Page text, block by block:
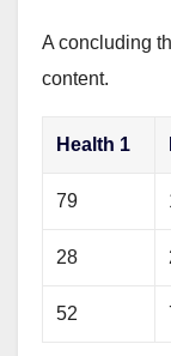
A concluding
content.
Health 1
79
28
52